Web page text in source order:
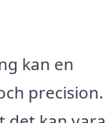
kan en
precision.